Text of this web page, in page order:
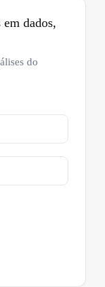
dados,
do